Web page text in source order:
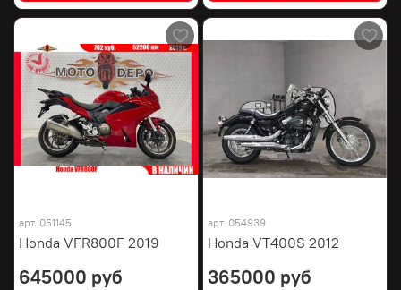
арт. 051145
Honda VFR800F 2019
645000 руб
арт. 054939
Honda VT400S 2012
365000 руб